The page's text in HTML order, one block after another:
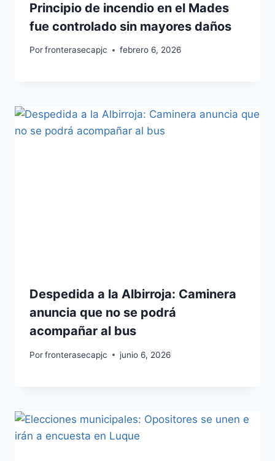
Principio de incendio en el Mades
fue controlado sin mayores daños
Porfronterasecapjc febrero 6, 2026
Despedida a la Albirroja: Caminera
anuncia que no se podrá
acompañar al bus
Porfronterasecapjc junio 6, 2026